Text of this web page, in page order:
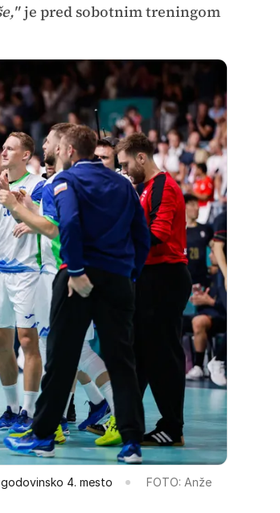
je pred sobotnim treningom
4. mesto
FOTO: Anže